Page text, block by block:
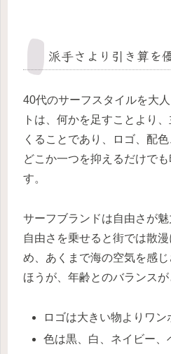
派手さより引き算を
40代のサーフスタイルを大
トは、何かを足すことより
くることであり、ロゴ、配
どこか一つを抑えるだけで
す。
サーフブランドは自由さが
自由さを乗せると街では散
め、あくまで海の空気を感
ほうが、年齢とのバランスが
ロゴは大きい物よりワ
色は黒、白、ネイビー、